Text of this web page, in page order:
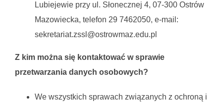
Lubiejewie przy ul. Słonecznej 4, 07-300 Ostrów
Mazowiecka, telefon 29 7462050, e-mail:
sekretariat.zssl@ostrowmaz.edu.pl
Z kim można się kontaktować w sprawie
przetwarzania danych osobowych?
We wszystkich sprawach związanych z ochroną i